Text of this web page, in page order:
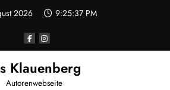
2026 9:25:37 PM
Klauenberg
Autorenwebseite